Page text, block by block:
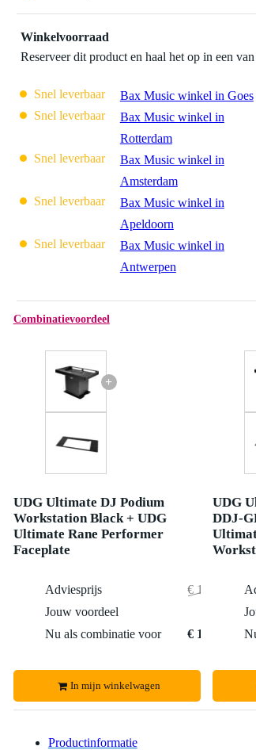
Winkelvoorraad
Reserveer dit product en haal het op in een
Snel leverbaar Bax Music winkel in Goes
Snel leverbaar
Bax Music winkel in
Rotterdam
Snel leverbaar
Bax Music winkel in
Amsterdam
Snel leverbaar
Bax Music winkel in
Apeldoorn
Snel leverbaar
Bax Music winkel in
Antwerpen
Combinatievoordeel
+
UDG Ultimate DJ Podium
Workstation Black + UDG
Ultimate Rane Performer
Faceplate
Adviesprijs
€ 1.052,-
Jouw voordeel
Nu als combinatie voor
€ 1.042,-
In mijn winkelwagen
UDG
DDJ-
Productinformatie